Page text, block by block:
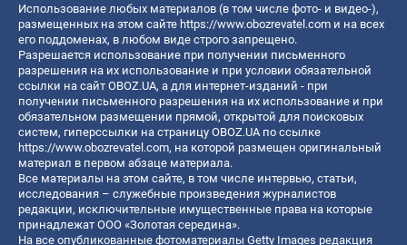
Использование любых материалов (в том числе фото- и видео-),
размещенных на этом сайте https://www.obozrevatel.com и на всех
его поддоменах, в любом виде строго запрещено.
Разрешается использование при получении письменного
разрешения на их использование и при условии обязательной
ссылки на сайт OBOZ.UA, а для интернет-изданий - при
получении письменного разрешения на их использование и при
обязательном размещении прямой, открытой для поисковых
систем, гиперссылки на страницу OBOZ.UA по ссылке
https://www.obozrevatel.com, на которой размещен оригинальный
материал в первом абзаце материала.
Все материалы на этом сайте, в том числе интервью, статьи,
исследования – служебные произведения журналистов
редакции, исключительные имущественные права на которые
принадлежат ООО «Золотая середина».
На все опубликованные фотоматериалы Getty Images редакция